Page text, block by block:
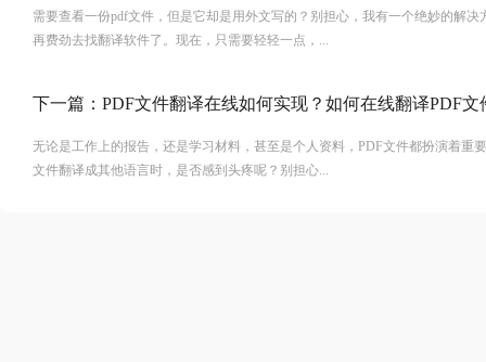
需要查看一份pdf文件，但是它却是用外文写的？别担心，我有一个绝妙的解
再费劲去找翻译软件了。现在，只需要轻轻一点，...
下一篇： PDF文件翻译在线如何实现？如何在线翻译PDF文
无论是工作上的报告，还是学习材料，甚至是个人资料，PDF文件都扮演着重
文件翻译成其他语言时，是否感到头疼呢？别担心...